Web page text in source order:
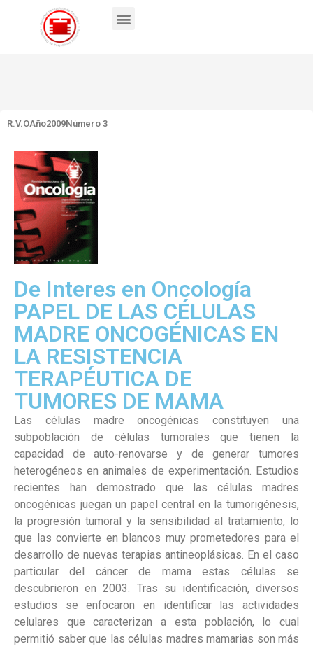
R.V.OAño2009Número 3
De Interes en Oncología
PAPEL DE LAS CÉLULAS
MADRE ONCOGÉNICAS EN
LA RESISTENCIA
TERAPÉUTICA DE
TUMORES DE MAMA
Las células madre oncogénicas constituyen una
subpoblación de células tumorales que tienen la
capacidad de auto-renovarse y de generar tumores
heterogéneos en animales de experimentación. Estudios
recientes han demostrado que las células madres
oncogénicas juegan un papel central en la tumorigénesis,
la progresión tumoral y la sensibilidad al tratamiento, lo
que las convierte en blancos muy prometedores para el
desarrollo de nuevas terapias antineoplásicas. En el caso
particular del cáncer de mama estas células se
descubrieron en 2003. Tras su identificación, diversos
estudios se enfocaron en identificar las actividades
celulares que caracterizan a esta población, lo cual
permitió saber que las células madres mamarias son más